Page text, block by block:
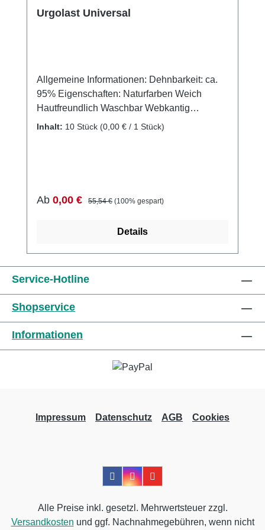
Urgolast Universal
Allgemeine Informationen: Dehnbarkeit: ca.
95% Eigenschaften: Naturfarben Weich
Hautfreundlich Waschbar Webkantig
Längselastisch Anwendungsgebiete: Das
Frakturen und stumpfen Verletzungen.
Produkt nicht direkt auf offenen Wunden
intakter Haut verwendet werden. Warnung:
Vermeiden Sie übermäßigen Zug, wenn Sie
dieses Produkt verwenden. Weitere
Informationen des Herstellers Kaufen Sie jetzt
Urgolast Universal online bei uns und
profitieren Sie von unserem schnellen
Versand und unserem hervorragenden
Inhalt: 10 Stück (0,00 € / 1 Stück)
Verkaufspreis:
Ab 0,00 € Regulärer Preis:
55,54 € (100% gespart)
Details
Service-Hotline
Shopservice
Informationen
Impressum Datenschutz AGB Cookies
Alle Preise inkl. gesetzl. Mehrwertsteuer zzgl.
Versandkosten und ggf. Nachnahmegebühren, wenn nicht